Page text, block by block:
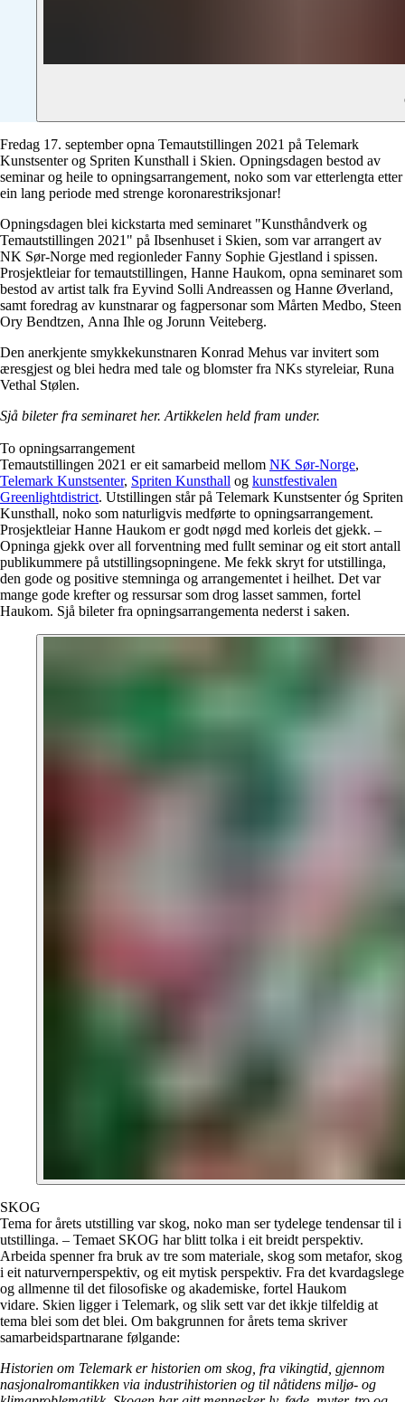
Fredag 17. september opna Temautstillingen 2021 på Telemark
Kunstsenter og Spriten Kunsthall i Skien. Opningsdagen bestod av
seminar og heile to opningsarrangement, noko som var etterlengta etter
ein lang periode med strenge koronarestriksjonar!
Opningsdagen blei kickstarta med seminaret "Kunsthåndverk og
Temautstillingen 2021" på Ibsenhuset i Skien, som var arrangert av
NK Sør-Norge med regionleder Fanny Sophie Gjestland i spissen.
Prosjektleiar for temautstillingen, Hanne Haukom, opna seminaret som
bestod av artist talk fra Eyvind Solli Andreassen og Hanne Øverland,
samt foredrag av kunstnarar og fagpersonar som Mårten Medbo, Steen
Ory Bendtzen, Anna Ihle og Jorunn Veiteberg.
Den anerkjente smykkekunstnaren Konrad Mehus var invitert som
æresgjest og blei hedra med tale og blomster fra NKs styreleiar, Runa
Vethal Stølen.
Sjå bileter fra seminaret her. Artikkelen held fram under.
To opningsarrangement
Temautstillingen 2021 er eit samarbeid mellom NK Sør-Norge,
Telemark Kunstsenter, Spriten Kunsthall og kunstfestivalen
Greenlightdistrict. Utstillingen står på Telemark Kunstsenter óg Spriten
Kunsthall, noko som naturligvis medførte to opningsarrangement.
Prosjektleiar Hanne Haukom er godt nøgd med korleis det gjekk. –
Opninga gjekk over all forventning med fullt seminar og eit stort antall
publikummere på utstillingsopningene. Me fekk skryt for utstillinga,
den gode og positive stemninga og arrangementet i heilhet. Det var
mange gode krefter og ressursar som drog lasset sammen, fortel
Haukom. Sjå bileter fra opningsarrangementa nederst i saken.
SKOG
Tema for årets utstilling var skog, noko man ser tydelege tendensar til i
utstillinga. – Temaet SKOG har blitt tolka i eit breidt perspektiv.
Arbeida spenner fra bruk av tre som materiale, skog som metafor, skog
i eit naturvernperspektiv, og eit mytisk perspektiv. Fra det kvardagslege
og allmenne til det filosofiske og akademiske, fortel Haukom
vidare. Skien ligger i Telemark, og slik sett var det ikkje tilfeldig at
tema blei som det blei. Om bakgrunnen for årets tema skriver
samarbeidspartnarane følgande:
Historien om Telemark er historien om skog, fra vikingtid, gjennom
nasjonalromantikken via industrihistorien og til nåtidens miljø- og